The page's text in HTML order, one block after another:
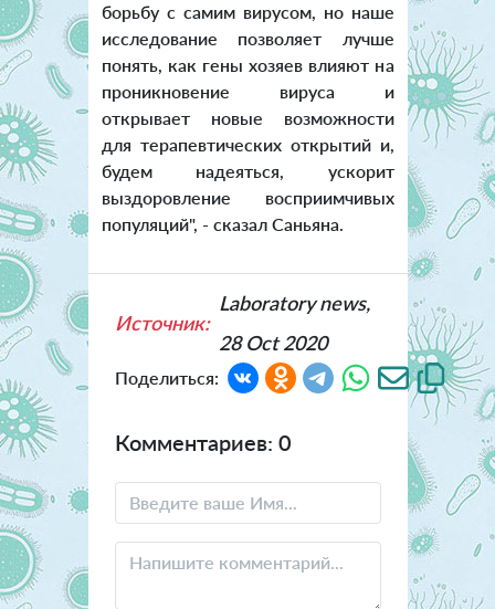
борьбу с самим вирусом, но наше
исследование позволяет лучше
понять, как гены хозяев влияют на
проникновение вируса и
открывает новые возможности
для терапевтических открытий и,
будем надеяться, ускорит
выздоровление восприимчивых
популяций", - сказал Саньяна.
Источник:
Laboratory news,
28 Oct 2020
Поделиться:
Комментариев: 0